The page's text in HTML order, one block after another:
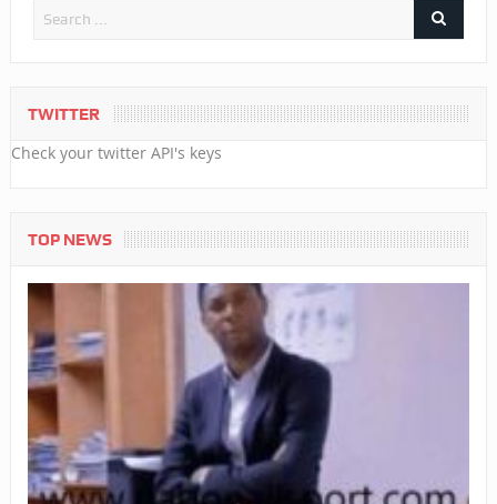
TWITTER
Check your twitter API's keys
TOP NEWS